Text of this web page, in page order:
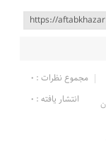
مجموع نظرات : 0
انتشار یافته : 0